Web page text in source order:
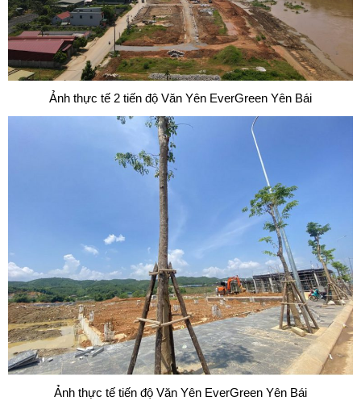
Ảnh thực tế 2 tiến độ Văn Yên EverGreen Yên Bái
Ảnh thực tế tiến độ Văn Yên EverGreen Yên Bái